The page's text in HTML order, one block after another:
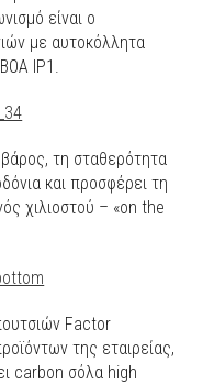
είναι ο
με αυτοκόλλητα
IP1.
τη σταθερότητα
και προσφέρει τη
χιλιοστού – «on the
Factor
της εταιρείας,
carbon σόλα high